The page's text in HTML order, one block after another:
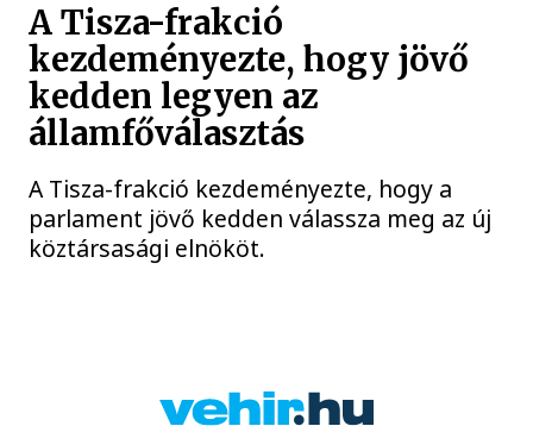
A Tisza-frakció
kezdeményezte, hogy jövő
kedden legyen az
államfőválasztás
A Tisza-frakció kezdeményezte, hogy a
parlament jövő kedden válassza meg az új
köztársasági elnököt.